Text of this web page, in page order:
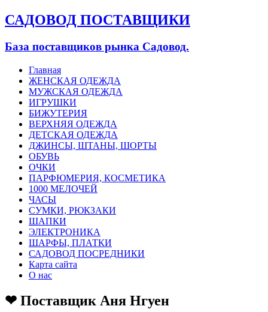
САДОВОД ПОСТАВЩИКИ
База поставщиков рынка Садовод.
Главная
ЖЕНСКАЯ ОДЕЖДА
МУЖСКАЯ ОДЕЖДА
ИГРУШКИ
БИЖУТЕРИЯ
ВЕРХНЯЯ ОДЕЖДА
ДЕТСКАЯ ОДЕЖДА
ДЖИНСЫ, ШТАНЫ, ШОРТЫ
ОБУВЬ
ОЧКИ
ПАРФЮМЕРИЯ, КОСМЕТИКА
1000 МЕЛОЧЕЙ
ЧАСЫ
СУМКИ, РЮКЗАКИ
ШАПКИ
ЭЛЕКТРОНИКА
ШАРФЫ, ПЛАТКИ
САДОВОД ПОСРЕДНИКИ
Карта сайта
О нас
❤ Поставщик Аня Нгуен